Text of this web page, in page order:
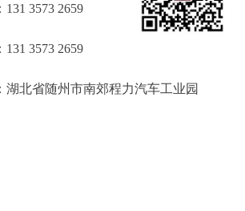
131 3573 2659
131 3573 2659
湖北省随州市南郊程力汽车工业园